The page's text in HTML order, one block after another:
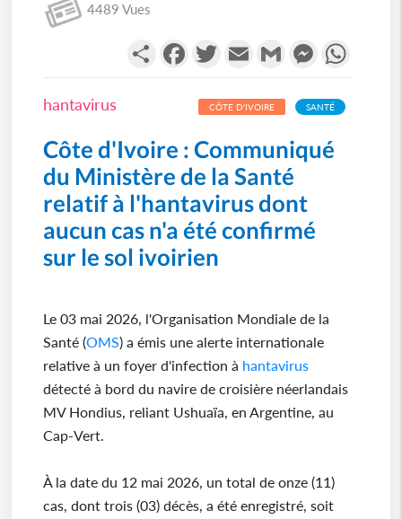
4489 Vues
PartagerFacebookTwitterEmail Gmail Messenger
hantavirus CÔTE D'IVOIRE SANTÉ
Côte d'Ivoire : Communiqué
du Ministère de la Santé
relatif à l'hantavirus dont
aucun cas n'a été confirmé
sur le sol ivoirien
Le 03 mai 2026, l'Organisation Mondiale de la
Santé (OMS) a émis une alerte internationale
relative à un foyer d'infection à hantavirus
détecté à bord du navire de croisière néerlandais
MV Hondius, reliant Ushuaïa, en Argentine, au
Cap-Vert.
À la date du 12 mai 2026, un total de onze (11)
cas, dont trois (03) décès, a été enregistré, soit